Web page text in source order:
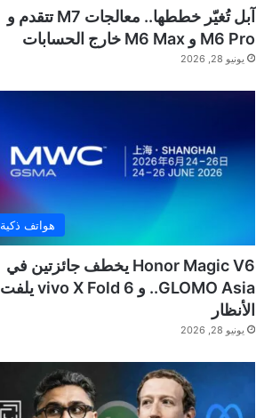
آبل تُغيّر خططها.. معالجات M7 تتقدم و
M6 Pro و M6 Max خارج الحسابات
يونيو 28, 2026
هواتف ذكية
Honor Magic V6 يخطف جائزتين في
GLOMO Asia.. و vivo X Fold 6 يلفت
الأنظار
يونيو 28, 2026